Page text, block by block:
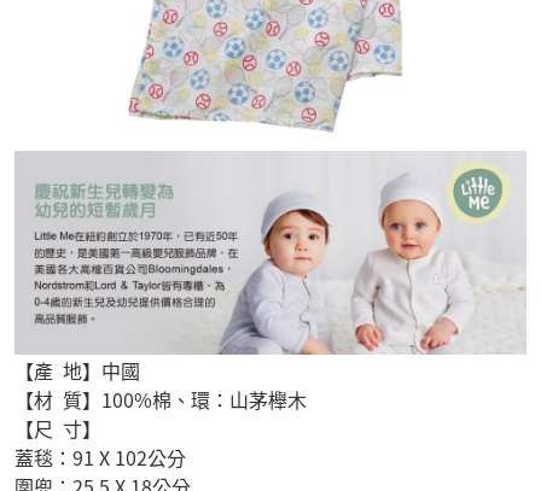
【產 地】中國
【材 質】100%棉、環：山茅櫸木
【尺 寸】
蓋毯：91 X 102公分